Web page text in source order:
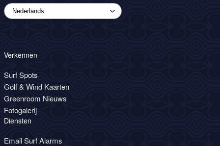
Verkennen
Surf Spots
Golf & Wind Kaarten
Greenroom Nieuws
Fotogalerij
Diensten
Email Surf Alarms